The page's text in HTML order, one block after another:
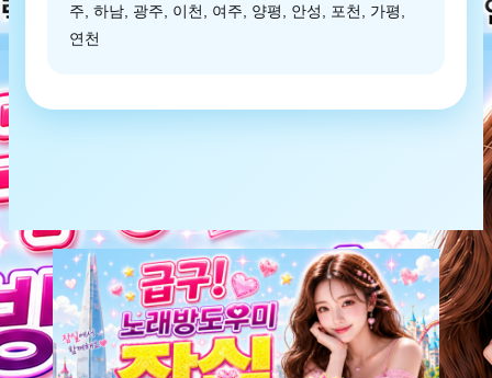
주, 하남, 광주, 이천, 여주, 양평, 안성, 포천, 가평,
연천